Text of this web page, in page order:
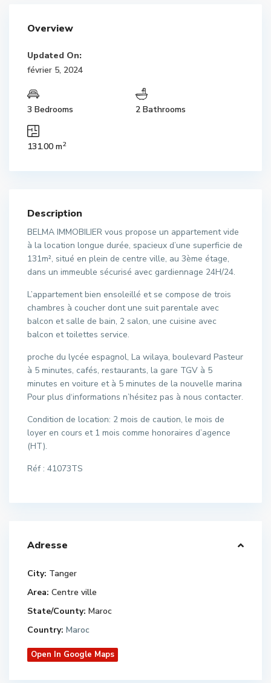
Overview
Updated On:
février 5, 2024
3 Bedrooms 2 Bathrooms
131.00 m2
Description
BELMA IMMOBILIER vous propose un appartement vide
à la location longue durée, spacieux d’une superficie de
131m², situé en plein de centre ville, au 3ème étage,
dans un immeuble sécurisé avec gardiennage 24H/24.
L’appartement bien ensoleillé et se compose de trois
chambres à coucher dont une suit parentale avec
balcon et salle de bain, 2 salon, une cuisine avec
balcon et toilettes service.
proche du lycée espagnol, La wilaya, boulevard Pasteur
à 5 minutes, cafés, restaurants, la gare TGV à 5
minutes en voiture et à 5 minutes de la nouvelle marina
Pour plus d‘informations n’hésitez pas à nous contacter.
Condition de location: 2 mois de caution, le mois de
loyer en cours et 1 mois comme honoraires d’agence
(HT).
Réf : 41073TS
Adresse
City: Tanger
Area: Centre ville
State/County: Maroc
Country: Maroc
Open In Google Maps